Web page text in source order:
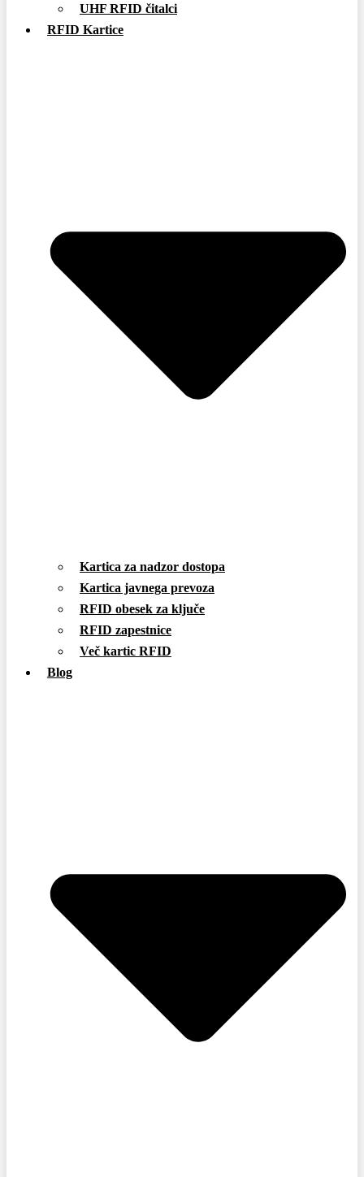
UHF RFID čitalci
RFID Kartice
Kartica za nadzor dostopa
Kartica javnega prevoza
RFID obesek za ključe
RFID zapestnice
Več kartic RFID
Blog